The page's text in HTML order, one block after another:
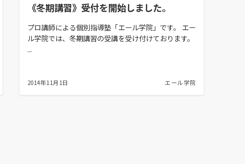
《冬期講習》受付を開始しました。
プロ講師による個別指導塾「エール学院」です。 エー
ル学院では、冬期講習の受講を受け付けております。
...
2014年11月1日 エール学院